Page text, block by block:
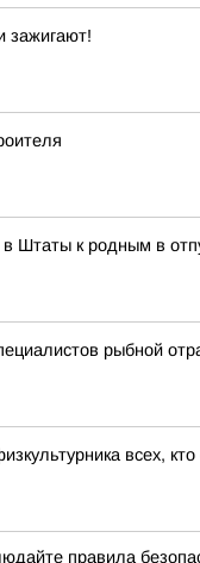
зажигают!
Штаты к родным в
рыбной
всех,
правила